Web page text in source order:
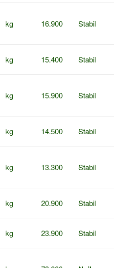
kg 16.900 Stabil
kg 15.400 Stabil
kg 15.900 Stabil
kg 14.500 Stabil
kg 13.300 Stabil
kg 20.900 Stabil
kg 23.900 Stabil